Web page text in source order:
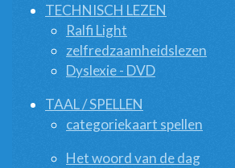
TECHNISCH LEZEN
Ralfi Light
zelfredzaamheidslezen
Dyslexie - DVD
TAAL / SPELLEN
categoriekaart spellen
Het woord van de dag